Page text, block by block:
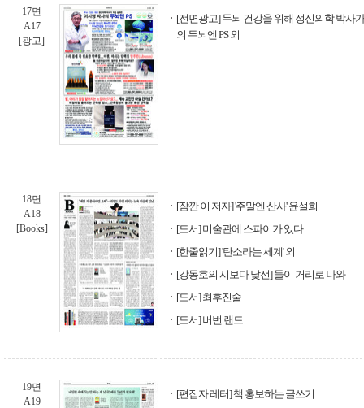
17면
A17
[광고]
[전면광고] 두뇌 건강을 위해 정신의학 박사
의 두뇌엔 PS 외
18면
A18
[Books]
[잠깐 이 저자] '주말엔 산사' 윤설희
[도서] 미술관에 스파이가 있다
[한줄읽기] '탄소라는 세계' 외
[강동호의 시보다 낯선] 둘이 거리로 나와
[도서] 최후진술
[도서] 버번 랜드
19면
A19
[편집자 레터] 책 홍보하는 글쓰기